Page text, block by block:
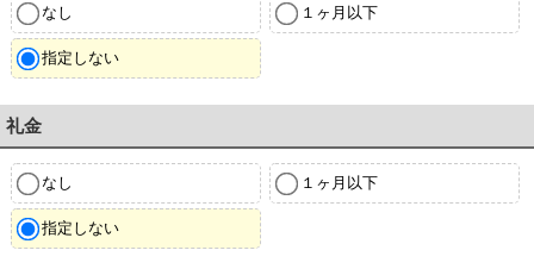
なし １ヶ月以下
指定しない
礼金
なし １ヶ月以下
指定しない